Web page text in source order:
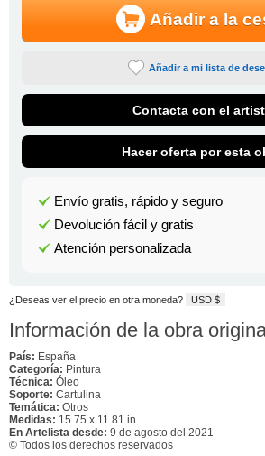
Añadir a la
Añadir a mi lista de
Contacta con el
Hacer oferta por esta
Envío gratis, rápido y seguro
Devolución fácil y gratis
Atención personalizada
¿Deseas ver el precio en otra moneda? USD $
Información de la obra
País: España
Categoría: Pintura
Técnica: Óleo
Soporte: Cartulina
Temática: Otros
Medidas: 15.75 x 11.81 in
En Artelista desde: 9 de agosto del 2021
© Todos los derechos reservados